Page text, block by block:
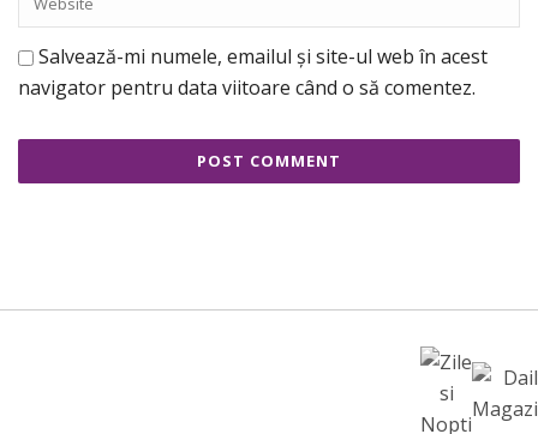
Salvează-mi numele, emailul și site-ul web în acest
navigator pentru data viitoare când o să comentez.